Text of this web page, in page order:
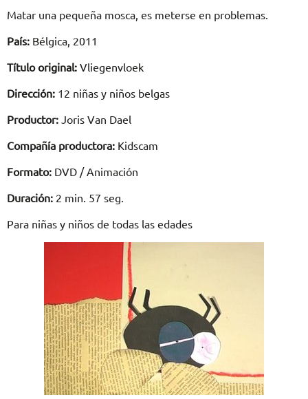
Matar una pequeña mosca, es meterse en problemas.
País: Bélgica, 2011
Título original: Vliegenvloek
Dirección: 12 niñas y niños belgas
Productor: Joris Van Dael
Compañía productora: Kidscam
Formato: DVD / Animación
Duración: 2 min. 57 seg.
Para niñas y niños de todas las edades